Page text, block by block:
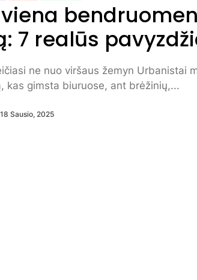
7 realūs
ne nuo viršaus žemyn Urbanistai
kas gimsta biuruose, ant brėžinių,...
18 Sausio, 2025